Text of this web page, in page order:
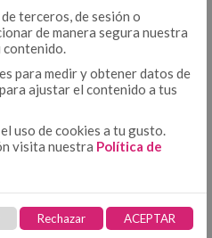
TIPO COLCHA
NÓRDICO
DE MICROFIBRA
DE ALGODÓN
DE TENCEL + PU
DE TENCEL + PU
ALGODÓN
terceros, de sesión o
de manera segura nuestra
para medir y obtener datos de
ajustar el contenido a tus
uso de cookies a tu gusto.
visita nuestra Política de
Rechazar ACEPTAR